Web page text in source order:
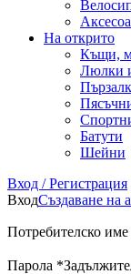
На открито
Къщи,
Люлки
Батути
Шейни
Вход / Регистрация
ВходСъздаване на
Потребителско
Парола *